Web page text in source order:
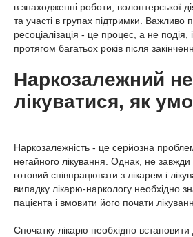
в знаходженні роботи, волонтерської
та участі в групах підтримки.
ресоціалізація - це процес, а не подія,
протягом багатьох років після
Наркозалежний
лікуватися, як
Наркозалежність - це серйозна
негайного лікування. Однак, не
готовий співпрацювати з лікарем і
випадку лікарю-наркологу необхідно
пацієнта і вмовити його почати
Спочатку лікарю необхідно встановити